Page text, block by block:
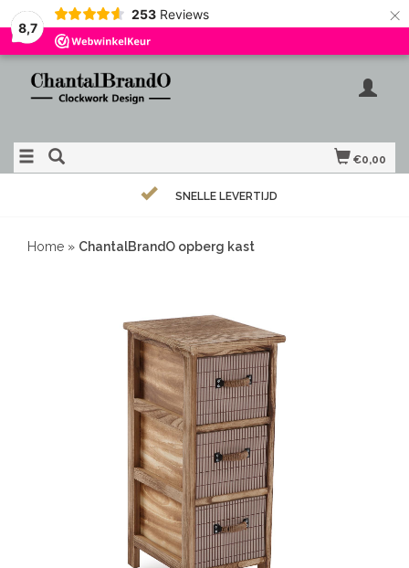
8,7
253 Reviews ×
€0,00
SNELLE LEVERTIJD
Home » ChantalBrandO opberg kast